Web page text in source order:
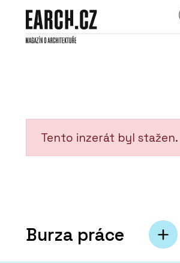
Tento inzerát byl stažen.
Burza práce